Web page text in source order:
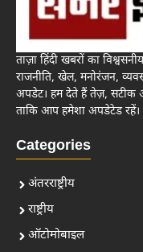
ताज़ा हिंदी खबरों का विश्वसनीय
राजनीति, खेल, मनोरंजन,
अपडेट। हम देते हैं तेज़, सटीक
ताकि आप हमेशा अपडेटेड रहें।
Categories
अंतरराष्ट्रीय
राष्ट्रीय
ऑटोमोबाइल